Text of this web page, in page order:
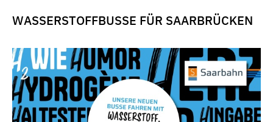
WASSERSTOFFBUSSE FÜR SAARBRÜCKEN